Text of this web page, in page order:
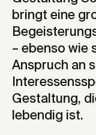
bringt eine
– ebenso wie
Anspruch an
Gestaltung,
lebendig ist.